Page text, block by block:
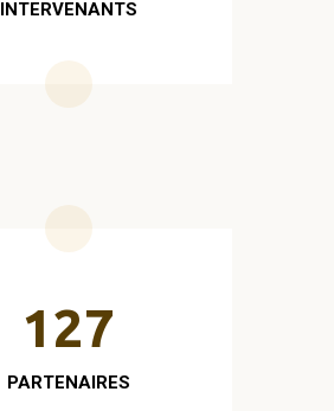
INTERVENANTS
127
PARTENAIRES